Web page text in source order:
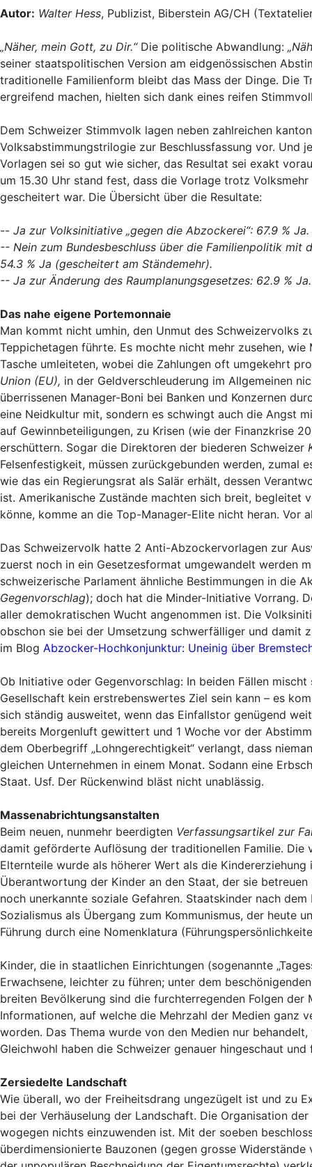
Autor: Walter Hess, Publizist, Biberstein AG/CH
„Näher, mein Gott, zu Dir.“Die politische Abwandlung:
seiner staatspolitischen Version am eidgenössischen
traditionelle Familienform bleibt das Mass der Dinge. Die
ergreifend machen, hielten sich dank eines reifen
Dem Schweizer Stimmvolk lagen neben zahlreichen
Volksabstimmungstrilogie zur Beschlussfassung vor. Und
Vorlagen sei so gut wie sicher, das Resultat sei exakt
um 15.30 Uhr stand fest, dass die Vorlage trotz
gescheitert war. Die Übersicht über die Resultate:
-- Ja zur Volksinitiative „gegen die Abzockerei“: 67.9 % Ja.
-- Nein zum Bundesbeschluss über die Familienpolitik
54.3 % Ja (gescheitert am Ständemehr).
-- Ja zur Änderung des Raumplanungsgesetzes: 62.9 % Ja.
Das nahe eigene Portemonnaie
Man kommt nicht umhin, den Unmut des Schweizervolks
Teppichetagen führte. Es mochte nicht mehr zusehen,
Tasche umleiteten, wobei die Zahlungen oft umgekehrt
Union (EU), in der Geldverschleuderung im Allgemeinen
überrissenen Manager-Boni bei Banken und Konzernen
eine Neidkultur mit, sondern es schwingt auch die Angst
auf Gewinnbeteiligungen, zu Krisen (wie der Finanzkrise
erschüttern. Sogar die Direktoren der biederen Schweizer
Felsenfestigkeit, müssen zurückgebunden werden, zumal
wie das ein Regierungsrat als Salär erhält, dessen
ist. Amerikanische Zustände machten sich breit,
könne, komme an die Top-Manager-Elite nicht heran. Vor
Das Schweizervolk hatte 2 Anti-Abzockervorlagen zur
zuerst noch in ein Gesetzesformat umgewandelt werden
schweizerische Parlament ähnliche Bestimmungen in die
Gegenvorschlag); doch hat die Minder-Initiative Vorrang.
aller demokratischen Wucht angenommen ist. Die
obschon sie bei der Umsetzung schwerfälliger und damit
im Blog Abzocker-Hochkonjunktur: Uneinig über
Ob Initiative oder Gegenvorschlag: In beiden Fällen
Gesellschaft kein erstrebenswertes Ziel sein kann – es
sich ständig ausweitet, wenn das Einfallstor genügend
bereits Morgenluft gewittert und 1 Woche vor der
dem Oberbegriff „Lohngerechtigkeit“ verlangt, dass
gleichen Unternehmen in einem Monat. Sodann eine
Staat. Usf. Der Rückenwind bläst nicht unablässig.
Massenabrichtungsanstalten
Beim neuen, nunmehr beerdigten Verfassungsartikel zur
damit geförderte Auflösung der traditionellen Familie.
Elternteile wurde als höherer Wert als die
Überantwortung der Kinder an den Staat, der sie
noch unerkannte soziale Gefahren. Staatskinder nach
Sozialismus als Übergang zum Kommunismus, der heute
Führung durch eine Nomenklatura
Kinder, die in staatlichen Einrichtungen (sogenannte
Erwachsene, leichter zu führen; unter dem
breiten Bevölkerung sind die furchterregenden Folgen
Informationen, auf welche die Mehrzahl der Medien ganz
worden. Das Thema wurde von den Medien nur
Gleichwohl haben die Schweizer genauer hingeschaut
Zersiedelte Landschaft
Wie überall, wo der Freiheitsdrang ungezügelt ist und zu
bei der Verhäuselung der Landschaft. Die Organisation
wogegen nichts einzuwenden ist. Mit der soeben
überdimensionierte Bauzonen (gegen grosse